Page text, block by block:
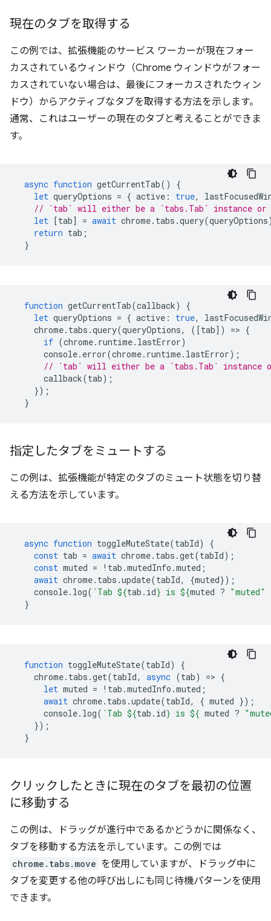
現在のタブを取得する
この例では、拡張機能のサービス ワーカーが現在フォー
カスされているウィンドウ（Chrome ウィンドウがフォー
カスされていない場合は、最後にフォーカスされたウィン
ドウ）からアクティブなタブを取得する方法を示します。
通常、これはユーザーの現在のタブと考えることができま
す。
async function getCurrentTab()
{
let queryOptions = { active : true,
// `tab` will either be a `tabs.Tab` instance or
let [tab] = await chrome. tabs .query(queryOptions
return tab ;
}
function getCurrentTab(callback)
{
let queryOptions = { active : true,
chrome. tabs .query(queryOptions, ([tab]) => {
if (chrome. runtime. lastError)
console. error(chrome. runtime. lastError);
// `tab` will either be a `tabs.Tab` instance
callback(tab);
});
}
指定したタブをミュートする
この例は、拡張機能が特定のタブのミュート状態を切り替
える方法を示しています。
async function toggleMuteState(tabId)
{
const tab = await chrome. tabs .get(tabId);
const muted = ! tab .mutedInfo .muted ;
await chrome. tabs .update(tabId, {muted});
console. log( `Tab ${tab . id} is ${muted ? "muted"
}
function toggleMuteState(tabId)
{
chrome. tabs .get(tabId, async (tab) => {
let muted = ! tab .mutedInfo .muted ;
await chrome. tabs .update(tabId, { muted });
console. log( `Tab ${tab . id} is ${ muted ?
});
}
クリックしたときに現在のタブを最初の位置
に移動する
この例は、ドラッグが進行中であるかどうかに関係なく、
タブを移動する方法を示しています。この例では
chrome.tabs.move を使用していますが、ドラッグ中に
タブを変更する他の呼び出しにも同じ待機パターンを使用
できます。